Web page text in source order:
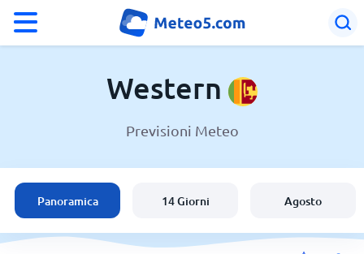
Sri Lanka
Italia
Western
Previsioni Meteo
Panoramica 14 Giorni Agosto